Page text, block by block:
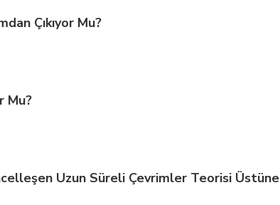
Çıkıyor Mu?
Mu?
Uzun Süreli Çevrimler Teorisi Üstüne